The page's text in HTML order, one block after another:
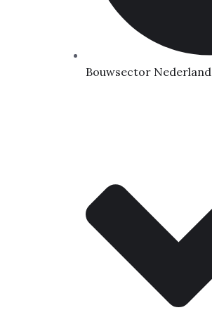
Bouwsector Nederland